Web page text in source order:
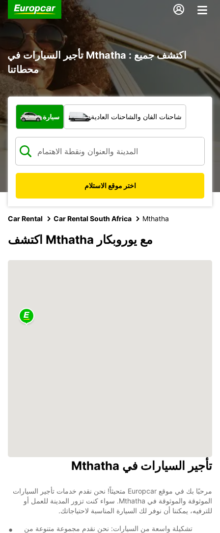
تأجير السيارات في Mthatha : اكتشف جميع
محطاتنا
ما نوع المركبة؟
سيارة شاحنات الفان والشاحنات العادية
اختر موقع الاستلام
Car Rental Car Rental South Africa Mthatha
اكتشف Mthatha مع يوروبكار
تأجير السيارات في Mthatha
مرحبًا بك في موقع Europcar متحيثاً! نحن نقدم خدمات تأجير السيارات
الموثوقة والموثوقة في Mthatha. سواء كنت تزور المدينة للعمل أو
للترفيه، يمكننا أن نوفر لك السيارة المناسبة لاحتياجاتك.
تشكيلة واسعة من السيارات: نحن نقدم مجموعة متنوعة من